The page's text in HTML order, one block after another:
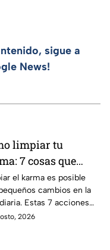
sigue a
News!
limpiar tu
7 cosas que
hacer desde
el karma es posible
cambios en la
Estas 7 acciones
ayudarte a soltar lo
2026